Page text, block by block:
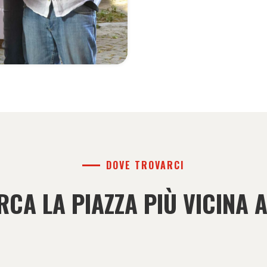
DOVE TROVARCI
LA PIAZZA PIÙ VICINA